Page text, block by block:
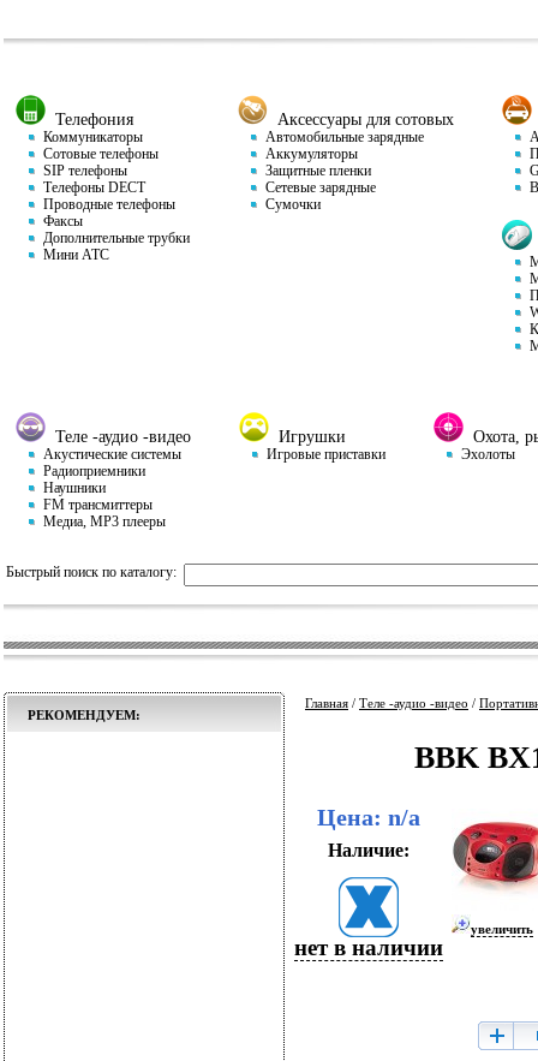
Телефония
Коммуникаторы
Сотовые телефоны
SIP телефоны
Телефоны DECT
Проводные телефоны
Факсы
Дополнительные трубки
Мини АТС
Аксессуары для сотовых
Автомобильные зарядные
Аккумуляторы
Защитные пленки
Сетевые зарядные
Сумочки
Теле -аудио -видео
Акустические системы
Радиоприемники
Наушники
FM трансмиттеры
Медиа, MP3 плееры
Игрушки
Игровые приставки
Охота,
Эхолоты
Быстрый поиск по каталогу:
РЕКОМЕНДУЕМ:
Главная / Теле -аудио -видео /
BBK
Цена: n/a
Наличие:
нет в наличии
увеличить